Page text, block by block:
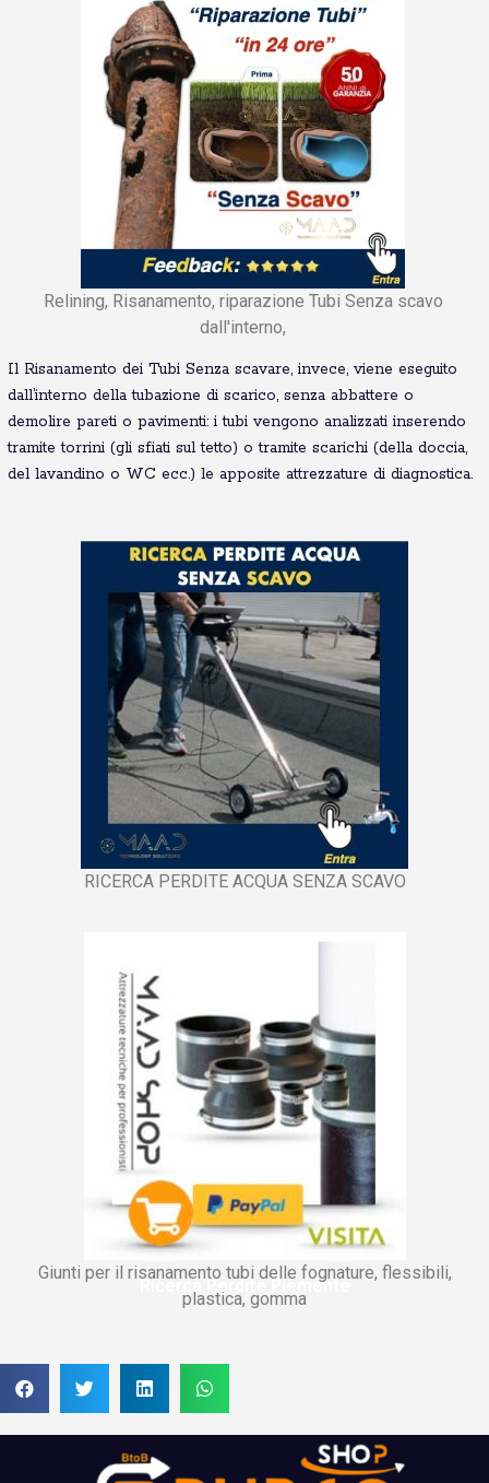
Relining, Risanamento, riparazione Tubi Senza scavo
dall'interno,
Il Risanamento dei Tubi Senza scavare, invece, viene eseguito
dall’interno della tubazione di scarico, senza abbattere o
demolire pareti o pavimenti: i tubi vengono analizzati inserendo
tramite torrini (gli sfiati sul tetto) o tramite scarichi (della doccia,
del lavandino o WC ecc.) le apposite attrezzature di diagnostica.
RICERCA PERDITE ACQUA SENZA SCAVO
Giunti per il risanamento tubi delle fognature, flessibili,
plastica, gomma
Ricerca Perdite Piemonte